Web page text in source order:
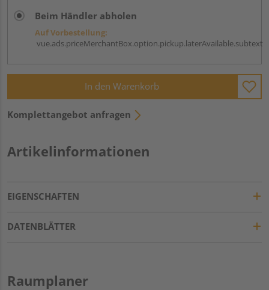
Beim Händler abholen
Auf Vorbestellung:
vue.ads.priceMerchantBox.option.pickup.laterAvailable.subtext
In den Warenkorb
Komplettangebot anfragen
Artikelinformationen
EIGENSCHAFTEN
DATENBLÄTTER
Raumplaner